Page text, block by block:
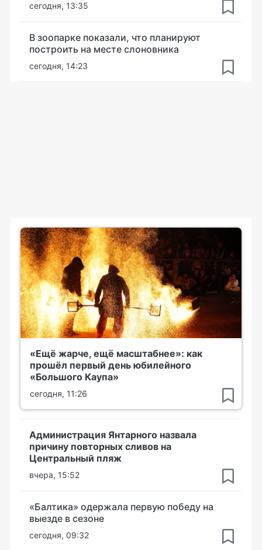
сегодня, 13:35
В зоопарке показали, что планируют
построить на месте слоновника
сегодня, 14:23
«Ещё жарче, ещё масштабнее»: как
прошёл первый день юбилейного
«Большого Каупа»
сегодня, 11:26
Администрация Янтарного назвала
причину повторных сливов на
Центральный пляж
вчера, 15:52
«Балтика» одержала первую победу на
выезде в сезоне
сегодня, 09:32